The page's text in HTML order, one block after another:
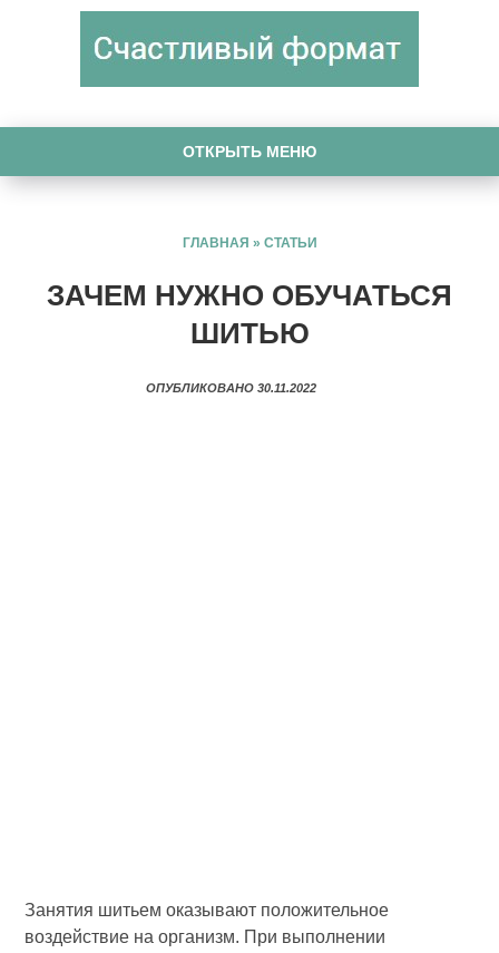
ОТКРЫТЬ МЕНЮ
ГЛАВНАЯ » СТАТЬИ
ЗАЧЕМ НУЖНО ОБУЧАТЬСЯ
ШИТЬЮ
ОПУБЛИКОВАНО 30.11.2022
Занятия шитьем оказывают положительное
воздействие на организм. При выполнении